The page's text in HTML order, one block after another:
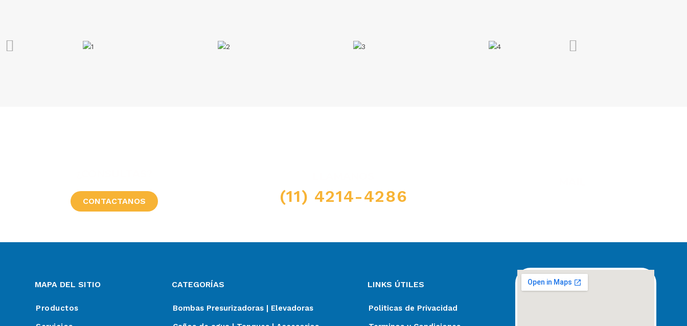
CONTACTANOS (11) 4214-4286
MAPA DEL SITIO
Productos
CATEGORÍAS
Bombas Presurizadoras | Elevadoras
LINKS ÚTILES
Politicas de Privacidad